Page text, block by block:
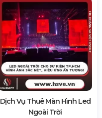
Dịch Vụ Thuê Màn Hình Led
Ngoài Trời